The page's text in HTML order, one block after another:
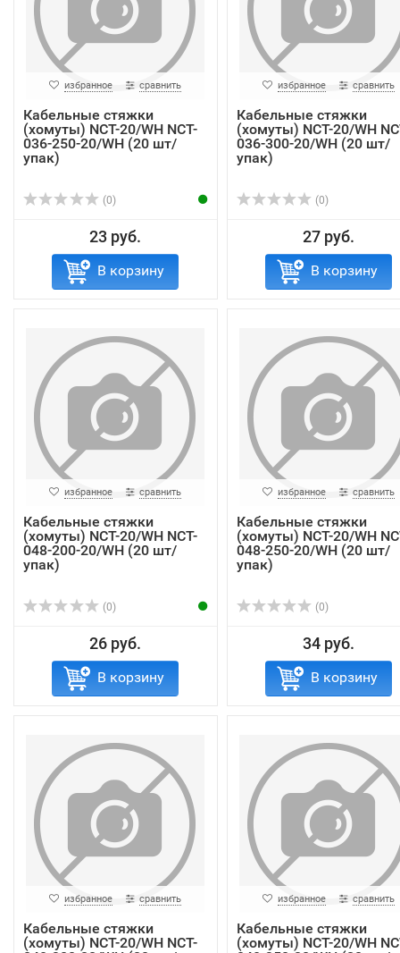
избранное сравнить
Кабельные стяжки
(хомуты) NCT-20/WH NCT-
036-250-20/WH (20 шт/
упак)
(0)
23 руб.
В корзину
избранное сравнить
Кабельные стяжки
(хомуты) NCT-20/WH
036-300-20/WH (20 шт/
упак)
(0)
27 руб.
В корзину
избранное сравнить
Кабельные стяжки
(хомуты) NCT-20/WH NCT-
048-200-20/WH (20 шт/
упак)
(0)
26 руб.
В корзину
избранное сравнить
Кабельные стяжки
(хомуты) NCT-20/WH
048-250-20/WH (20 шт/
упак)
(0)
34 руб.
В корзину
избранное сравнить
Кабельные стяжки
(хомуты) NCT-20/WH NCT-
избранное сравнить
Кабельные стяжки
(хомуты) NCT-20/WH